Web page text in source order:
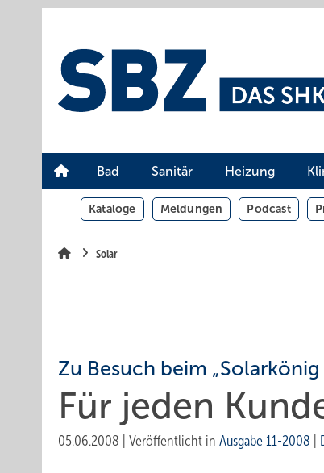
Bad Sanitär Heizung
Kataloge Meldungen Podcast
Solar
Zu Besuch beim „Solarkönig
Für jeden
05.06.2008 Veröffentlicht in Ausgabe 11-2008